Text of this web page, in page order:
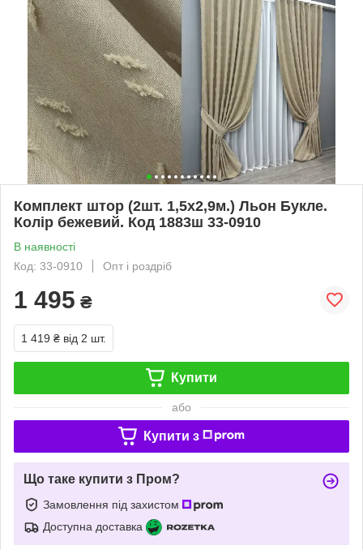
Комплект штор (2шт. 1,5х2,9м.) Льон Букле.
Колір бежевий. Код 1883ш 33-0910
В наявності
Код: 33-0910
Опт і роздріб
1 495 ₴
1 419 ₴ від 2 шт.
Купити
або
Купити з
Що таке купити з Пром?
Замовлення під захистом
Доступна доставка